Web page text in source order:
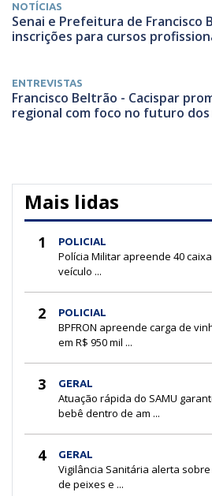
NOTÍCIAS
Senai e Prefeitura de Francisco
inscrições para cursos
ENTREVISTAS
Francisco Beltrão - Cacispar
regional com foco no futuro dos
Mais lidas
1 POLICIAL
Polícia Militar apreende 40
veículo ...
2 POLICIAL
BPFRON apreende carga de
em R$ 950 mil ...
3 GERAL
Atuação rápida do SAMU
bebê dentro de am ...
4 GERAL
Vigilância Sanitária alerta
de peixes e ...